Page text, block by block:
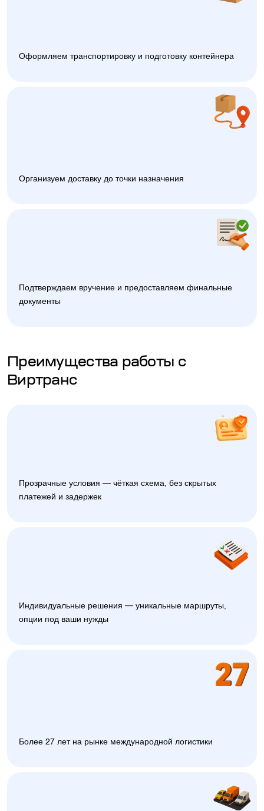
Оформляем транспортировку и подготовку контейнера
Организуем доставку до точки назначения
Подтверждаем вручение и предоставляем финальные
документы
Преимущества работы с
Виртранс
Прозрачные условия — чёткая схема, без скрытых
платежей и задержек
Индивидуальные решения — уникальные маршруты,
опции под ваши нужды
Более 27 лет на рынке международной логистики